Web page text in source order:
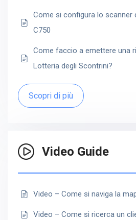
Come si configura lo scanner
C750
Come faccio a emettere una
Lotteria degli Scontrini?
Scopri di più
Video Guide
Video – Come si naviga la
Video – Come si ricerca un